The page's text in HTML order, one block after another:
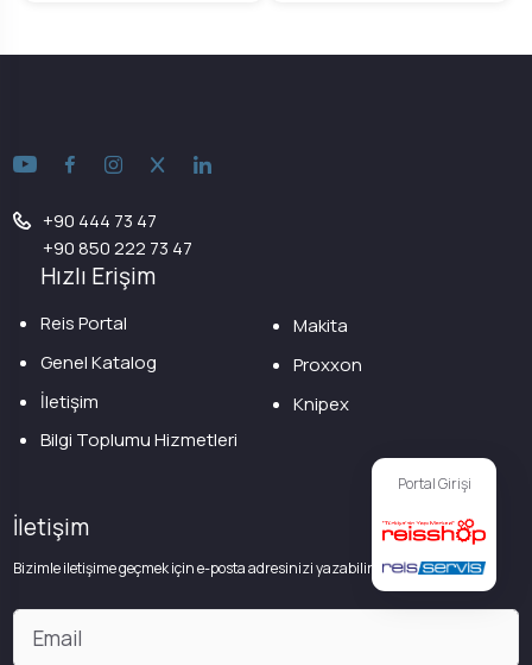
Portal Girişi
+90 444 73 47
+90 850 222 73 47
Hızlı Erişim
Reis Portal
Genel Katalog
İletişim
Bilgi Toplumu Hizmetleri
Makita
Proxxon
Knipex
İletişim
Bizimle iletişime geçmek için e-posta adresinizi yazabilirsiniz